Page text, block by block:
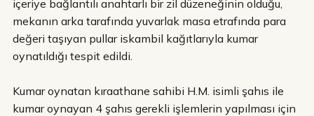
içeriye bağlantılı anahtarlı bir zil düzeneğinin olduğu,
mekanın arka tarafında yuvarlak masa etrafında para
değeri taşıyan pullar iskambil kağıtlarıyla kumar
oynatıldığı tespit edildi.
Kumar oynatan kıraathane sahibi H.M. isimli şahıs ile
kumar oynayan 4 şahıs gerekli işlemlerin yapılması için